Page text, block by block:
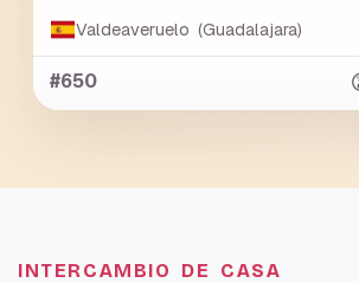
Valdeaveruelo (Guadalajara)
#650
INTERCAMBIO DE CASA